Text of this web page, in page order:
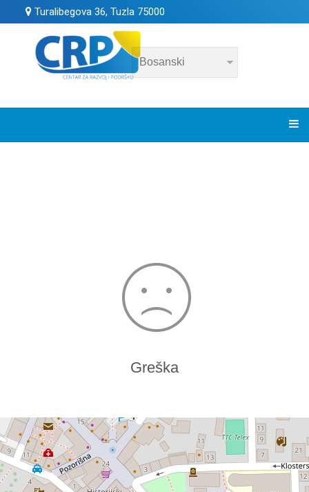
Turalibegova 36, Tuzla 75000
Greška
VIDEO GALERIJA
EU4CAET GRANT ŠEMA ZA ENERGETSKU TRANZICIJU